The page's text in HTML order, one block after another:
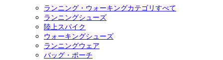
ランニング・ウォーキングカテゴリすべて
ランニングシューズ
陸上スパイク
ウォーキングシューズ
ランニングウェア
バッグ・ポーチ